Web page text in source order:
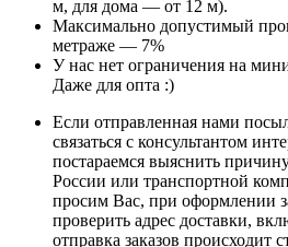
м, для дома — от 12 м).
Максимально допустимый
метраже — 7%
У нас нет ограничения на
Даже для опта :)
Если отправленная нами
связаться с консультантом
постараемся выяснить
России или транспортной
просим Вас, при оформлении
проверить адрес доставки,
отправка заказов происходит